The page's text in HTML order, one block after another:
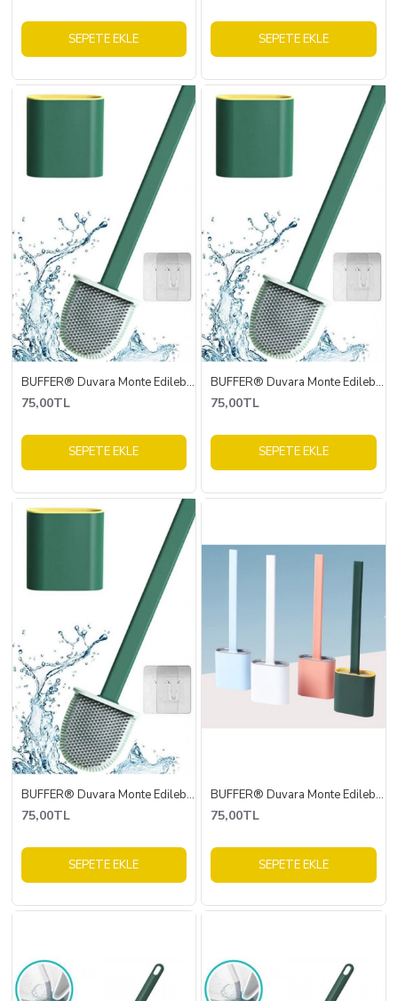
SEPETE EKLE SEPETE EKLE
BUFFER® Duvara Monte Edilebilir Kapaklı Askılı Klozet Yumuşak Silikon Başlıklı Tuvalet Fırçası Seti
75,00TL
SEPETE EKLE
BUFFER® Duvara Monte Edilebilir Kapaklı Askılı Klozet Yumuşak Silikon Başlıklı Tuvalet Fırçası Seti
75,00TL
SEPETE EKLE
BUFFER® Duvara Monte Edilebilir Kapaklı Askılı Klozet Yumuşak Silikon Başlıklı Tuvalet Fırçası Seti
75,00TL
SEPETE EKLE
BUFFER® Duvara Monte Edilebilir Kapaklı Askılı Klozet Yumuşak Silikon Başlıklı Tuvalet Fırçası Seti
75,00TL
SEPETE EKLE